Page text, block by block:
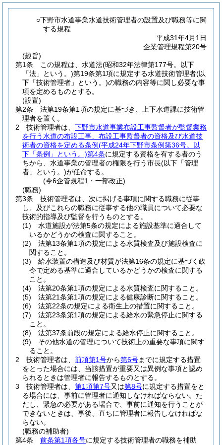
○下野市水道事業水道技術管理者の設置及び職務等に関
する規程
平成31年4月1日
企業管理規程第20号
(趣旨)
第1条
この規程は、水道法(昭和32年法律第177号。以下
「法」という。)第19条第1項に規定する水道技術管理者(以
下「技術管理者」という。)の職務の内容等に関し必要な事
項を定めるものとする。
(設置)
第2条
法第19条第1項の規定に基づき、上下水道課に技術管
理者を置く。
2
技術管理者は、 下野市水道事業布設工事監督者が監督業務
を行う水道の布設工事、布設工事監督者の資格及び水道技
術者の資格を定める条例(平成24年下野市条例第36号。以
下「条例」という。)第4条に規定する資格を有する者のう
ちから、水道事業の管理者の権限を行う市長(以下「管理
者」という。)が任命する。
(令6企管規程1・一部改正)
(職務)
第3条
技術管理者は、次に掲げる事項に関する職務に従事
し、及びこれらの職務に従事する他の職員について必要な
技術的指導及び監督を行うものとする。
(1)
水道施設が法第5条の規定による施設基準に適合して
いるかどうかの検査に関すること。
(2)
法第13条第1項の規定による水質検査及び施設検査に
関すること。
(3)
給水装置の構造及び材質が法第16条の規定に基づく政
令で定める基準に適合しているかどうかの検査に関する
こと。
(4)
法第20条第1項の規定による水質検査に関すること。
(5)
法第21条第1項の規定による健康診断に関すること。
(6)
法第22条の規定による衛生上の措置に関すること。
(7)
法第23条第1項の規定による給水の緊急停止に関する
こと。
(8)
法第37条前段の規定による給水停止に関すること。
(9)
その他水道の管理について技術上の重要な事項に関す
ること。
2
技術管理者は、 前項第1号から第6号までに規定する措置
をとった場合には、当該措置が重要又は異例な事項と認め
られるときは管理者に報告するものとする。
3
技術管理者は、 第1項第7号又は第8号に規定する措置をと
る場合には、事前に管理者に通知しなければならない。 た
だし、緊急の必要がある場合で、事前に通知を行うことが
できないときは、事後、直ちに管理者に報告しなければな
らない。
(職務の補助者)
第4条
前条第1項各号に規定する技術管理者の職務を補助